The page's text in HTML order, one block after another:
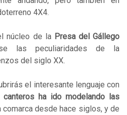
4X4.
núcleo de la Presa del Gállego
las peculiaridades de la
del siglo XX.
el interesante lenguaje con
ha ido modelando las
desde hace siglos, y de